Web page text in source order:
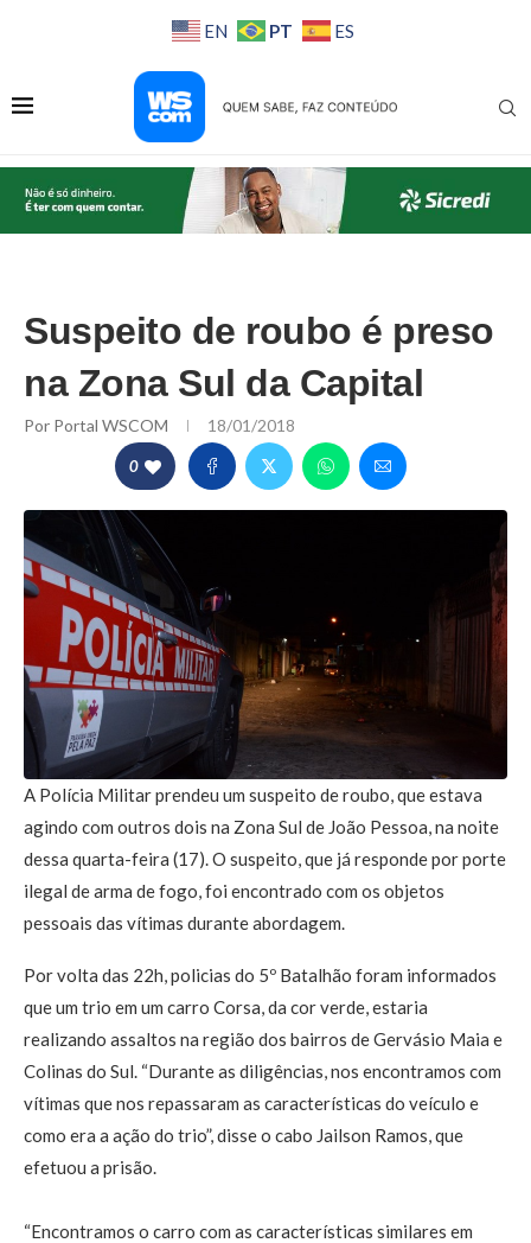
EN PT ES
Suspeito de roubo é preso
na Zona Sul da Capital
Por Portal WSCOM 18/01/2018
0
A Polícia Militar prendeu um suspeito de roubo, que estava
agindo com outros dois na Zona Sul de João Pessoa, na noite
dessa quarta-feira (17). O suspeito, que já responde por porte
ilegal de arma de fogo, foi encontrado com os objetos
pessoais das vítimas durante abordagem.
Por volta das 22h, policias do 5º Batalhão foram informados
que um trio em um carro Corsa, da cor verde, estaria
realizando assaltos na região dos bairros de Gervásio Maia e
Colinas do Sul. “Durante as diligências, nos encontramos com
vítimas que nos repassaram as características do veículo e
como era a ação do trio”, disse o cabo Jailson Ramos, que
efetuou a prisão.
“Encontramos o carro com as características similares em